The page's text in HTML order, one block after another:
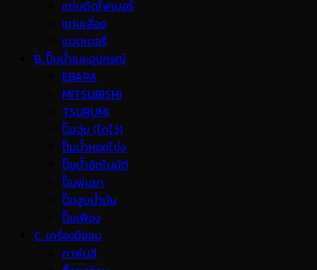
แท่นตัดไฟเบอร์
แท่นเลื่อย
แบตเตอรี่
B. ปั๊มน้ำและอุปกรณ์
EBARA
MITSUBISHI
TSURUMI
ปั๊มจุ่ม (ไดโว่)
ปั๊มน้ำหอยโข่ง
ปั๊มน้ำอัตโนมัติ
ปั๊มพ่นยา
ปั๊มสูบน้ำมัน
ปั๊มเฟือง
C. เครื่องมือลม
กาพ่นสี